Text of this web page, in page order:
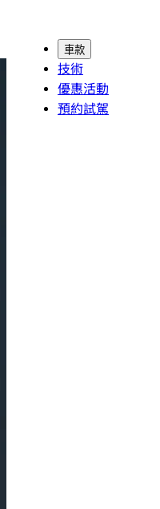
車款
技術
優惠活動
預約試駕